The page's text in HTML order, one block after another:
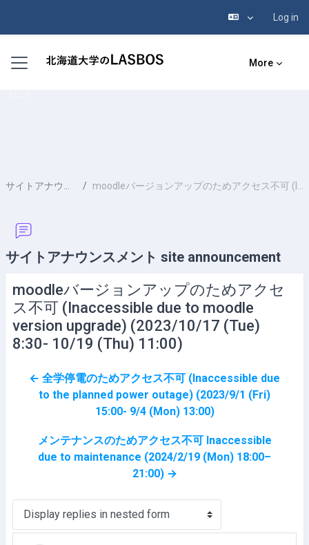
Log in
Side panel More
サイトアナウンスメント site announcement moodleバージョンアップのためアクセス不可 (Inaccessible due to moodle version upgrade) (2023/10/17 (Tue) 8:30- 10/19 (Thu) 11:00)
サイトアナウンスメント site announcement
moodleバージョンアップのためアクセ
ス不可 (Inaccessible due to moodle
version upgrade) (2023/10/17 (Tue)
8:30- 10/19 (Thu) 11:00)
← 全学停電のためアクセス不可 (Inaccessible due
to the planned power outage) (2023/9/1 (Fri)
15:00- 9/4 (Mon) 13:00)
メンテナンスのためアクセス不可 Inaccessible
due to maintenance (2024/2/19 (Mon) 18:00–
21:00) →